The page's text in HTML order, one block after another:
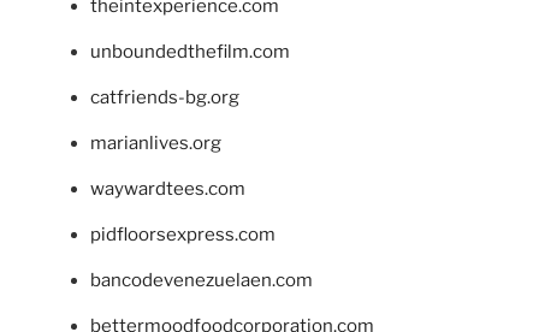
theintexperience.com
unboundedthefilm.com
catfriends-bg.org
marianlives.org
waywardtees.com
pidfloorsexpress.com
bancodevenezuelaen.com
bettermoodfoodcorporation.com